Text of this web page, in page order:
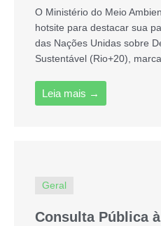
O Ministério do Meio
hotsite para destacar sua
das Nações Unidas sobre
Sustentável (Rio+20),
Leia mais →
Geral
Consulta Pública